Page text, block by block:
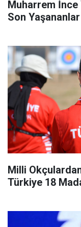
Muharrem İnce
Son Yaşananlar
Milli
Türkiye 18